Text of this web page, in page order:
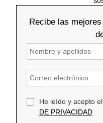
Recibe las
He leído y acepto el
DE PRIVACIDAD